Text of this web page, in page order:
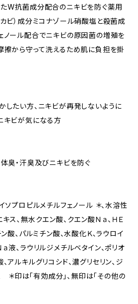
W抗菌成分配合のニキビを防ぐ薬用
ビ）成分ミコナゾール硝酸塩と殺菌成
ノール配合でニキビの原因菌の増殖を
擦から守って洗えるため肌に負担を掛
したい方、ニキビが再発しないように
キビが気になる方
臭・汗臭及びニキビを防ぐ
ソプロピルメチルフェノール ＊、水溶性
ス、無水クエン酸、クエン酸Ｎａ、ＨＥ
ン酸、パルミチン酸、水酸化Ｋ、ラウロイ
液、ラウリルジメチルベタイン、ポリオ
アルキルグリコシド、濃グリセリン、ジ
＊印は「有効成分」、無印は「その他の